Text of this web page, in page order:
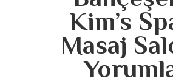
Kim’s
Masaj